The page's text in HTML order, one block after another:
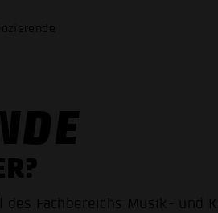
des Fachbereichs Musik- und